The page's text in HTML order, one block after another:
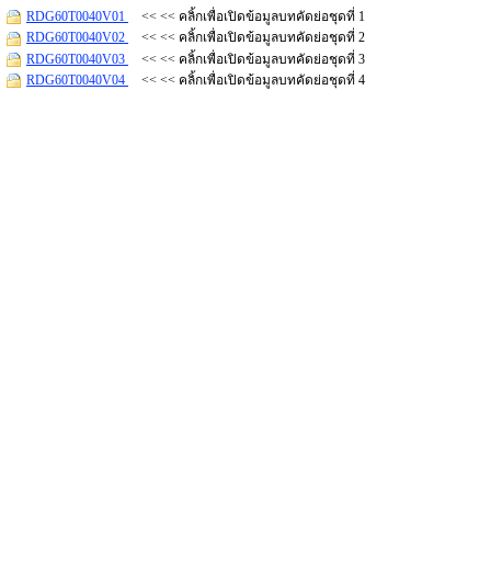
RDG60T0040V01
<< << คลิ้กเพื่อเปิดข้อมูลบทคัดย่อชุดที่ 1
RDG60T0040V02
<< << คลิ้กเพื่อเปิดข้อมูลบทคัดย่อชุดที่ 2
RDG60T0040V03
<< << คลิ้กเพื่อเปิดข้อมูลบทคัดย่อชุดที่ 3
RDG60T0040V04
<< << คลิ้กเพื่อเปิดข้อมูลบทคัดย่อชุดที่ 4